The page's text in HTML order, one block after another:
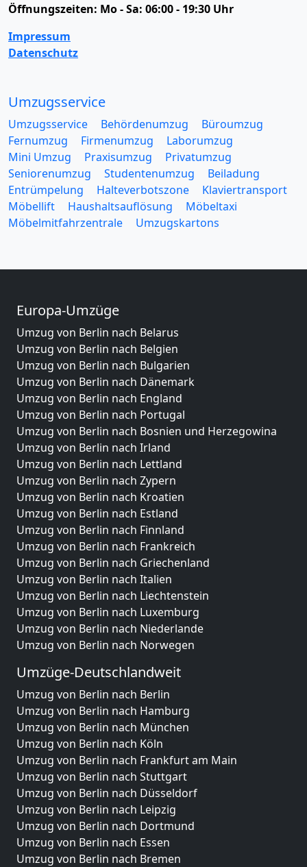
Öffnungszeiten: Mo - Sa: 06:00 - 19:30 Uhr
Impressum
Datenschutz
Umzugsservice
Umzugsservice Behördenumzug
Büroumzug
Fernumzug
Firmenumzug
Laborumzug
Mini Umzug
Praxisumzug
Privatumzug
Seniorenumzug
Studentenumzug
Beiladung
Entrümpelung
Halteverbotszone
Klaviertransport
Möbellift
Haushaltsauflösung
Möbeltaxi
Möbelmitfahrzentrale
Umzugskartons
Europa-Umzüge
Umzug von Berlin nach Belarus
Umzug von Berlin nach Belgien
Umzug von Berlin nach Bulgarien
Umzug von Berlin nach Dänemark
Umzug von Berlin nach England
Umzug von Berlin nach Portugal
Umzug von Berlin nach Bosnien und Herzegowina
Umzug von Berlin nach Irland
Umzug von Berlin nach Lettland
Umzug von Berlin nach Zypern
Umzug von Berlin nach Kroatien
Umzug von Berlin nach Estland
Umzug von Berlin nach Finnland
Umzug von Berlin nach Frankreich
Umzug von Berlin nach Griechenland
Umzug von Berlin nach Italien
Umzug von Berlin nach Liechtenstein
Umzug von Berlin nach Luxemburg
Umzug von Berlin nach Niederlande
Umzug von Berlin nach Norwegen
Umzüge-Deutschlandweit
Umzug von Berlin nach Berlin
Umzug von Berlin nach Hamburg
Umzug von Berlin nach München
Umzug von Berlin nach Köln
Umzug von Berlin nach Frankfurt am Main
Umzug von Berlin nach Stuttgart
Umzug von Berlin nach Düsseldorf
Umzug von Berlin nach Leipzig
Umzug von Berlin nach Dortmund
Umzug von Berlin nach Essen
Umzug von Berlin nach Bremen